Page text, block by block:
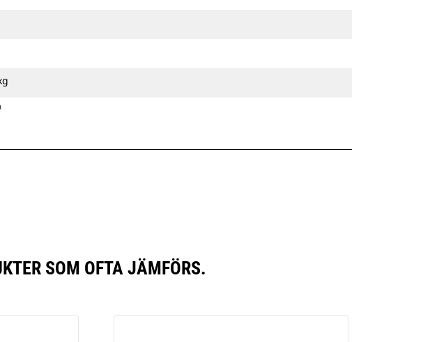
SOM OFTA JÄMFÖRS.